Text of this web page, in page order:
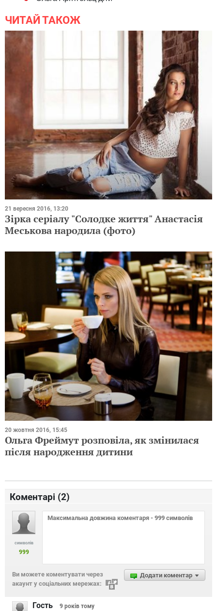
ЧИТАЙ ТАКОЖ
21 вересня 2016, 13:20
Зірка серіалу "Солодке життя" Анастасія
Меськова народила (фото)
20 жовтня 2016, 15:45
Ольга Фреймут розповіла, як змінилася
після народження дитини
Коментарі (2)
символів
999
Додати коментар
Ви можете коментувати через
акаунт у соціальних мережах:
Гость 9 років тому